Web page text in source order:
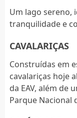
Um lago sereno,
tranquilidade e
CAVALARIÇAS
Construídas em
cavalariças hoje
da EAV, além de
Parque Nacional